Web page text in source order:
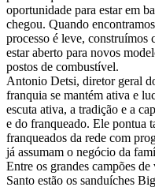
oportunidade para estar em
chegou. Quando
processo é leve, construímos
estar aberto para novos
postos de combustível.
Antonio Detsi, diretor geral
franquia se mantém ativa e
escuta ativa, a tradição e a
e do franqueado. Ele pontua
franqueados da rede com
já assumam o negócio da
Entre os grandes campões
Santo estão os sanduíches